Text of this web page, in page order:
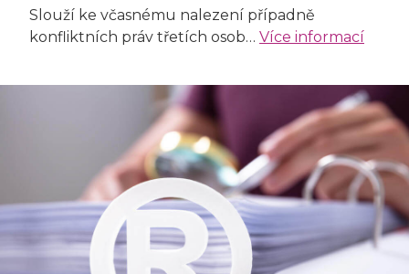
Slouží ke včasnému nalezení případně
konfliktních práv třetích osob… Více informací